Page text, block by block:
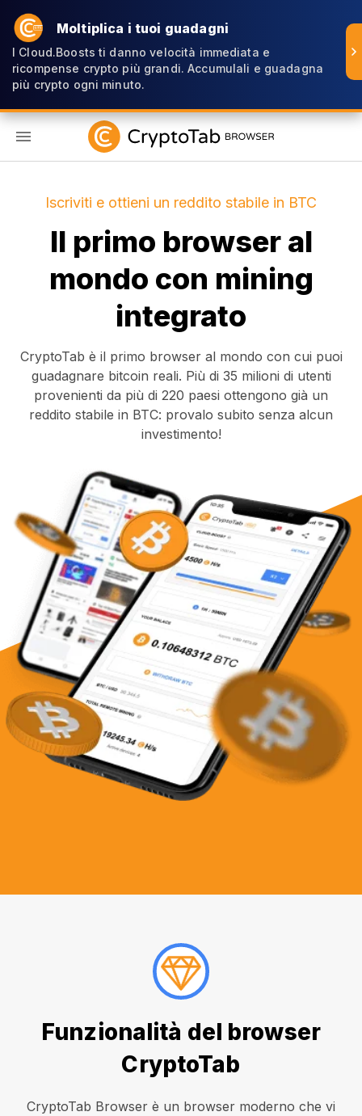
Moltiplica i tuoi guadagni
I Cloud.Boosts ti danno velocità immediata e
ricompense crypto più grandi. Accumulali e guadagna
più crypto ogni minuto.
Iscriviti e ottieni un reddito stabile in BTC
Il primo browser al
mondo con mining
integrato
CryptoTab è il primo browser al mondo con cui puoi
guadagnare bitcoin reali. Più di 35 milioni di utenti
provenienti da più di 220 paesi ottengono già un
reddito stabile in BTC: provalo subito senza alcun
investimento!
Funzionalità del browser
CryptoTab
CryptoTab Browser è un browser moderno che vi